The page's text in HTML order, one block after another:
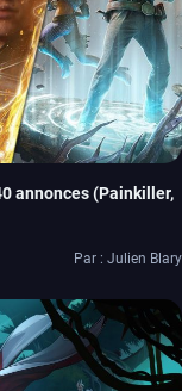
annonces (Painkiller,
Par : Julien Blary